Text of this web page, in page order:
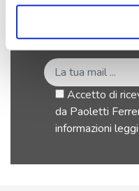
iscriviti alla
novità,
Accetto di
da Paoletti
informazioni